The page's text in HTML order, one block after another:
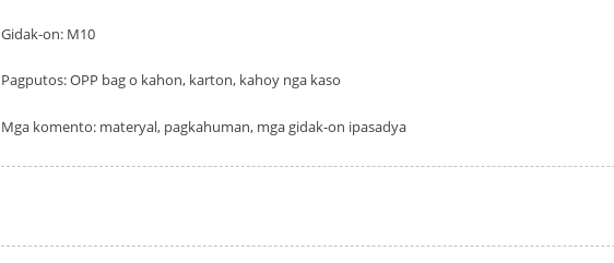
Gidak-on: M10
Pagputos: OPP bag o kahon, karton, kahoy nga kaso
Mga komento: materyal, pagkahuman, mga gidak-on ipasadya